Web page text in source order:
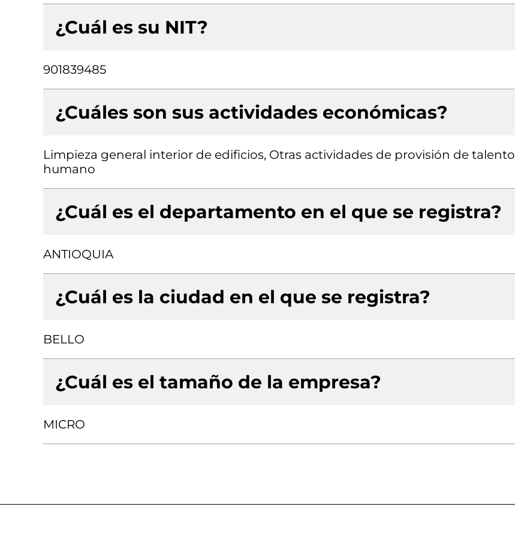
¿Cuál es su NIT?
901839485
¿Cuáles son sus actividades económicas?
Limpieza general interior de edificios, Otras actividades de provisión de talento
humano
¿Cuál es el departamento en el que se registra?
ANTIOQUIA
¿Cuál es la ciudad en el que se registra?
BELLO
¿Cuál es el tamaño de la empresa?
MICRO